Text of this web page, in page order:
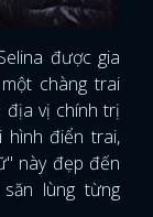
được gia
chàng trai
địa vị chính trị
hình điển trai,
này đẹp đến
lùng từng